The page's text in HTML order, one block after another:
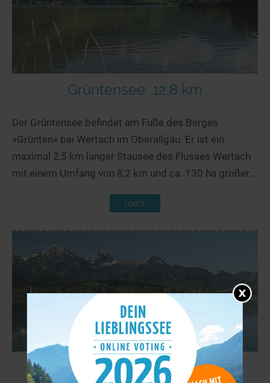
Grüntensee 12,8 km
Der Grüntensee befindet am Fuße des Berges
»Grünten« bei Wertach im Oberallgäu. Er ist ein
maximal 2,5 km langer Stausee des Flusses Wertach
mit einem Umfang von 8,2 km und ca. 130 ha großer...
mehr
Bannwaldsee 14,0 km